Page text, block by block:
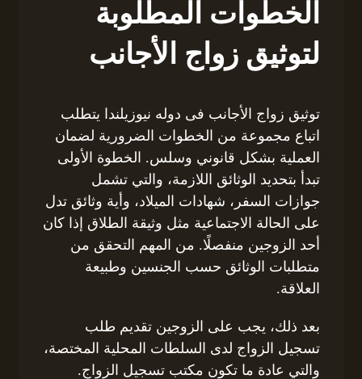
الخطوات المطلوبة
لتوثيق زواج الأجانب
توثيق زواج الأجانب فى دوله نيوزيلندا يتطلب
اتباع مجموعة من الخطوات الضرورية لضمان
العملية بشكل قانوني وسلس. الخطوة الأولى
تبدأ بتحديد الوثائق اللازمة، والتي تشمل
جوازات السفر، شهادات الميلاد، وأية وثائق تدل
على الحالة الاجتماعية مثل وثيقة الطلاق إذا كان
أحد الزوجين منفصلًا. من المهم التحقق من
متطلبات الوثائق حسب الجنسين وطبيعة
العلاقة.
بعد ذلك، يجب على الزوجين تقديم طلب
تسجيل الزواج لدى السلطات المحلية المختصة،
والتي عادة ما تكون مكتب تسجيل الزواج.